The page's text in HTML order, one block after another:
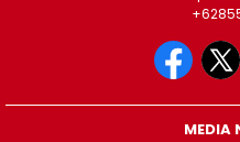
MEDIA